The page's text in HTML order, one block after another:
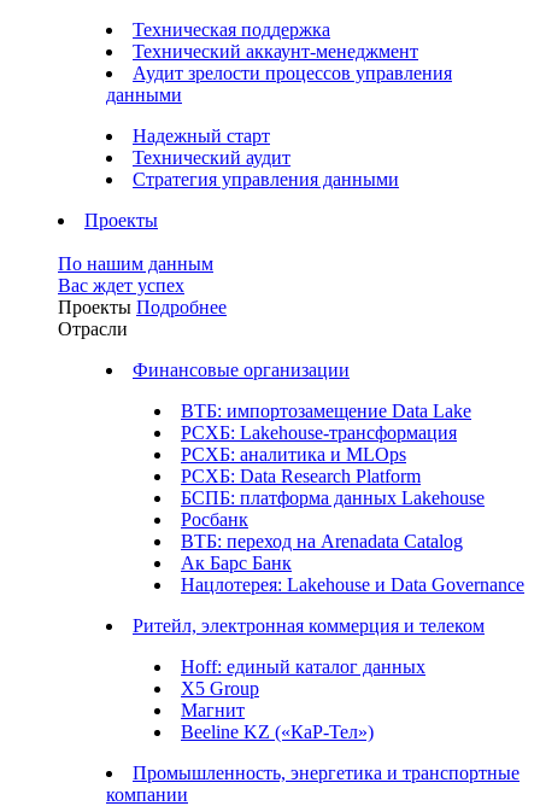
Техническая поддержка
Технический аккаунт-менеджмент
Аудит зрелости процессов управления
данными
Надежный старт
Технический аудит
Стратегия управления данными
Проекты
По нашим данным
Вас ждет успех
Проекты Подробнее
Отрасли
Финансовые организации
ВТБ: импортозамещение Data Lake
РСХБ: Lakehouse-трансформация
РСХБ: аналитика и MLOps
РСХБ: Data Research Platform
БСПБ: платформа данных Lakehouse
Росбанк
ВТБ: переход на Arenadata Catalog
Ак Барс Банк
Нацлотерея: Lakehouse и Data Governance
Ритейл, электронная коммерция и телеком
Hoff: единый каталог данных
X5 Group
Магнит
Beeline KZ («КаР-Тел»)
Промышленность, энергетика и транспортные
компании